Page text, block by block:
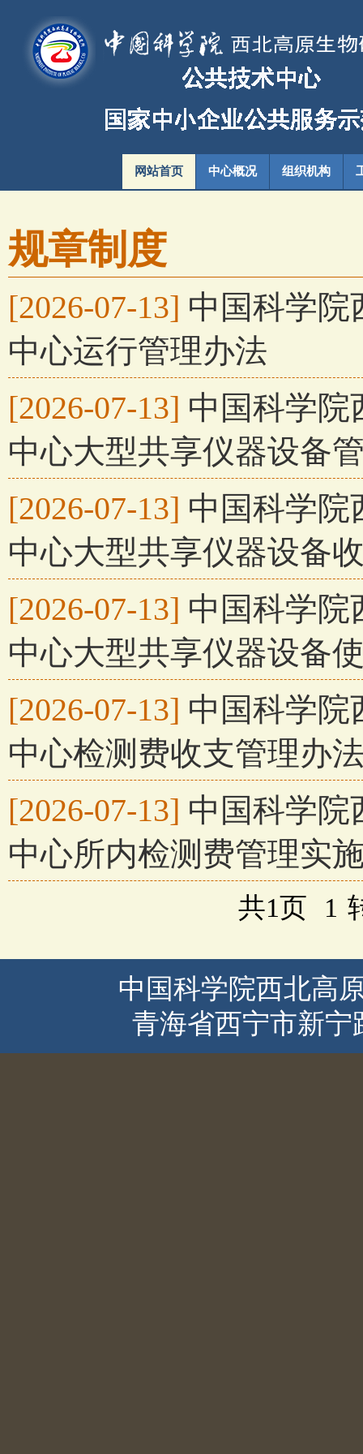
网站首页 中心概况 组织机构
规章制度
[2026-07-13] 中国科学院
中心运行管理办法
[2026-07-13] 中国科学院
中心大型共享仪器设备
[2026-07-13] 中国科学院
中心大型共享仪器设备
[2026-07-13] 中国科学院
中心大型共享仪器设备
[2026-07-13] 中国科学院
中心检测费收支管理办
[2026-07-13] 中国科学院
中心所内检测费管理实
共1页 1
中国科学院西北高
青海省西宁市新宁